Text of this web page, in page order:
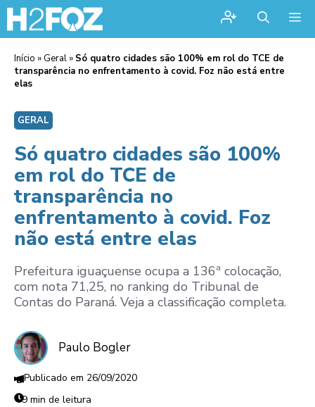
Início » Geral » Só quatro cidades são 100% em rol do TCE de
transparência no enfrentamento à covid. Foz não está entre
elas
GERAL
Só quatro cidades são 100%
em rol do TCE de
transparência no
enfrentamento à covid. Foz
não está entre elas
Prefeitura iguaçuense ocupa a 136ª colocação,
com nota 71,25, no ranking do Tribunal de
Contas do Paraná. Veja a classificação completa.
Paulo Bogler
26/09/2020
9 min de leitura